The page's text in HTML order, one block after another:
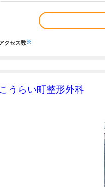
アクセス数※
こうらい町整形外科